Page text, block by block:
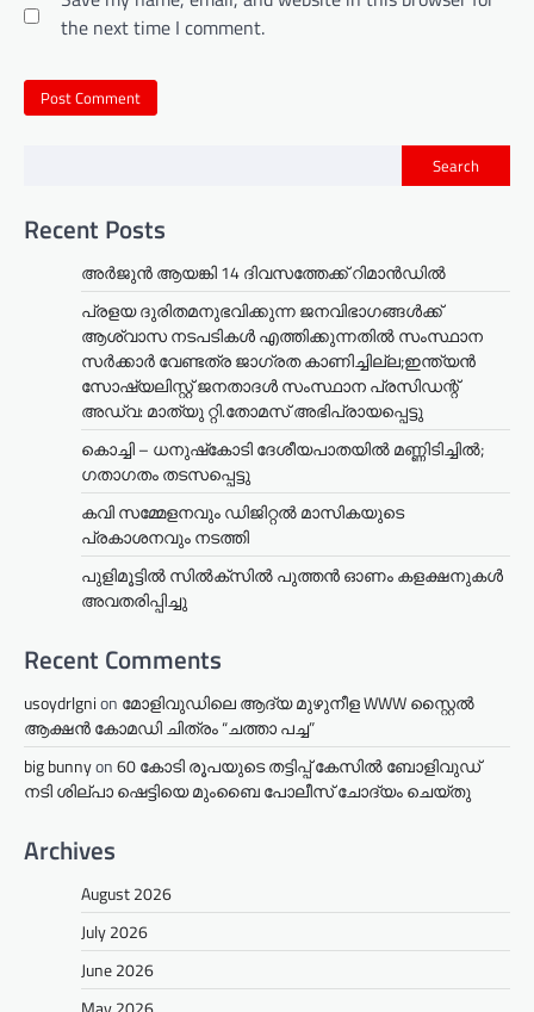
the next time I comment.
Search
Recent Posts
അര്‍ജുന്‍ ആയങ്കി 14 ദിവസത്തേക്ക് റിമാന്‍ഡില്‍
പ്രളയ ദുരിതമനുഭവിക്കുന്ന ജനവിഭാഗങ്ങൾക്ക്
ആശ്വാസ നടപടികൾ എത്തിക്കുന്നതിൽ സംസ്ഥാന
സർക്കാർ വേണ്ടത്ര ജാഗ്രത കാണിച്ചില്ല;ഇന്ത്യൻ
സോഷ്യലിസ്റ്റ് ജനതാദൾ സംസ്ഥാന പ്രസിഡന്റ്
അഡ്വ: മാത്യു റ്റി.തോമസ് അഭിപ്രായപ്പെട്ടു
കൊച്ചി – ധനുഷ്‌കോടി ദേശീയപാതയിൽ മണ്ണിടിച്ചിൽ;
ഗതാഗതം തടസപ്പെട്ടു
കവി സമ്മേളനവും ഡിജിറ്റൽ മാസികയുടെ
പ്രകാശനവും നടത്തി
പുളിമൂട്ടിൽ സിൽക്‌സിൽ പുത്തൻ ഓണം കളക്ഷനുകൾ
അവതരിപ്പിച്ചു
Recent Comments
usoydrlgnion മോളിവുഡിലെ ആദ്യ മുഴുനീള WWW സ്റ്റൈൽ
ആക്ഷൻ കോമഡി ചിത്രം “ചത്താ പച്ച”
big bunnyon60 കോടി രൂപയുടെ തട്ടിപ്പ് കേസിൽ ബോളിവുഡ്
നടി ശില്പാ ഷെട്ടിയെ മുംബൈ പോലീസ് ചോദ്യം ചെയ്തു
Archives
August 2026
July 2026
June 2026